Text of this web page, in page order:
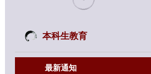
本科生教育
最新通知